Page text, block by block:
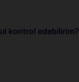
kontrol edebilirim?